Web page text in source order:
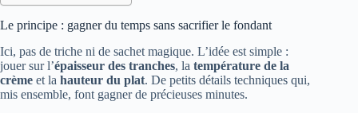
Le principe : gagner du temps sans sacrifier le fondant
Ici, pas de triche ni de sachet magique. L’idée est simple :
jouer sur l’épaisseur des tranches, la température de la
crème et la hauteur du plat. De petits détails techniques qui,
mis ensemble, font gagner de précieuses minutes.